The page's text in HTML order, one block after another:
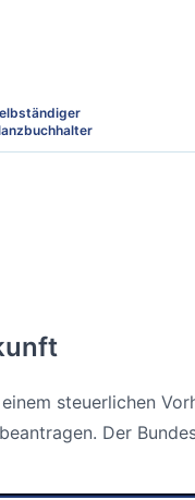
steuerlichen
Der